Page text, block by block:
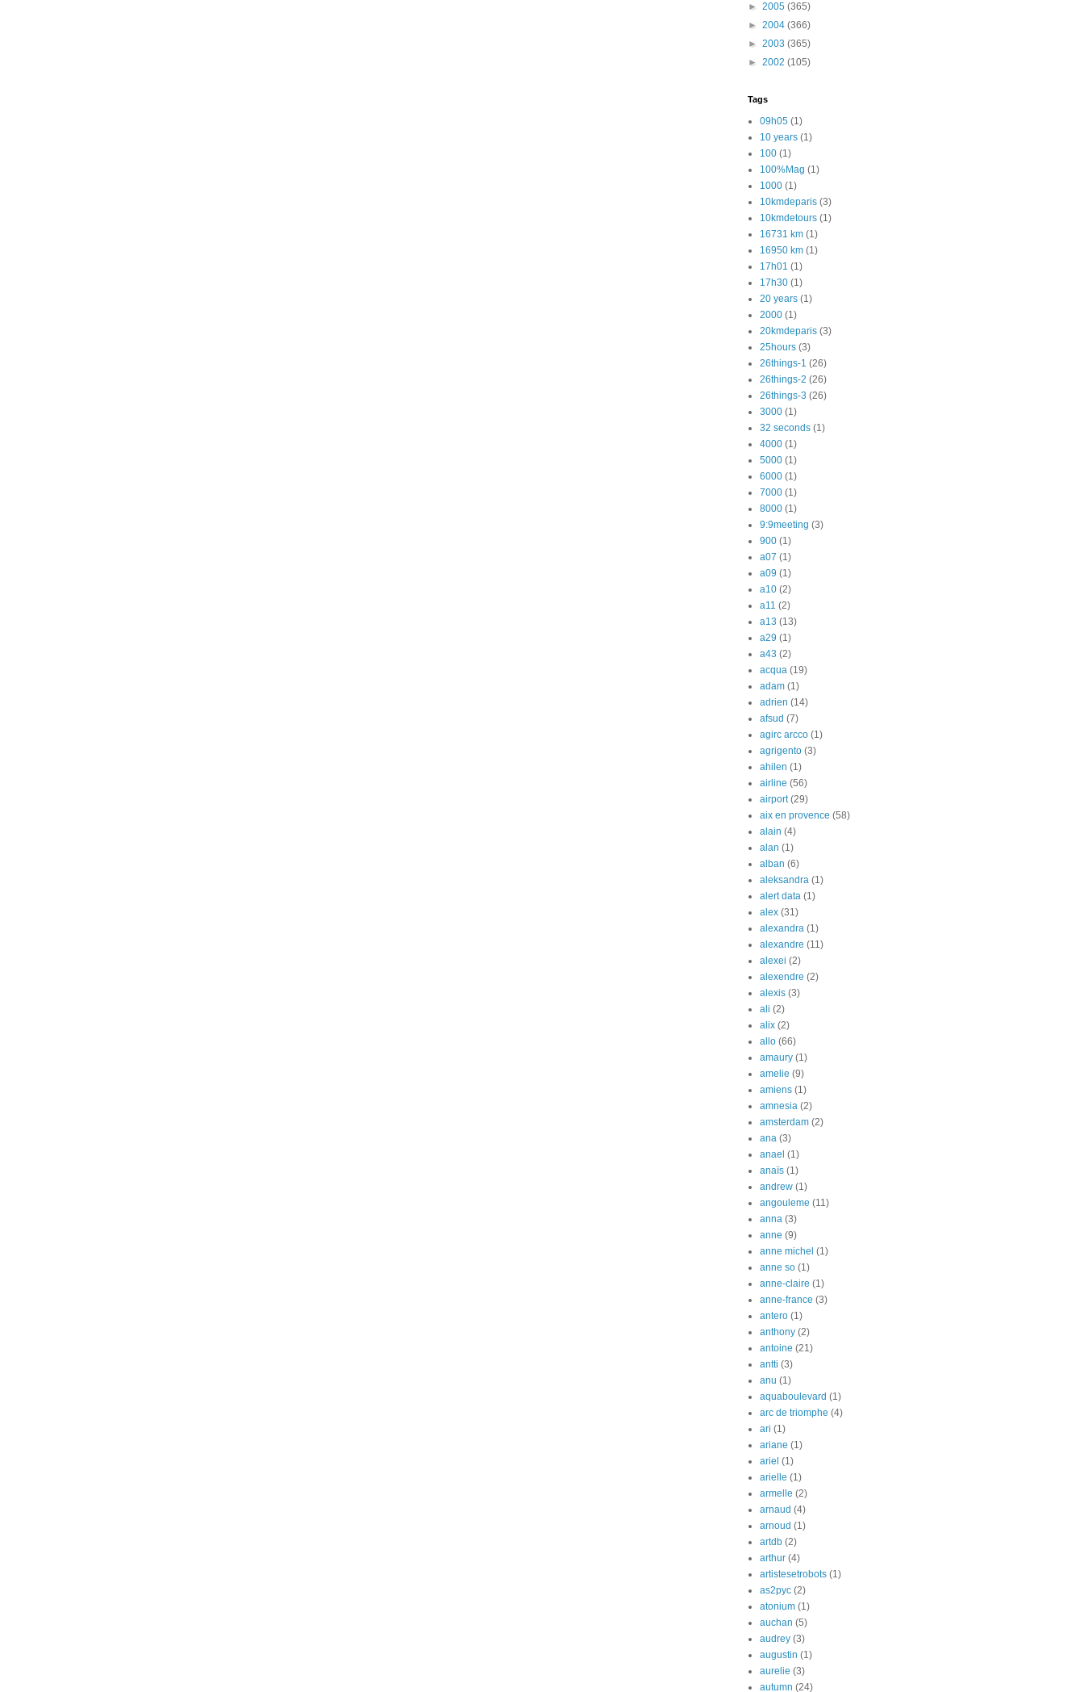
► 2005 (365)
► 2004 (366)
► 2003 (365)
► 2002 (105)
Tags
09h05 (1)
10 years (1)
100 (1)
100%Mag (1)
1000 (1)
10kmdeparis (3)
10kmdetours (1)
16731 km (1)
16950 km (1)
17h01 (1)
17h30 (1)
20 years (1)
2000 (1)
20kmdeparis (3)
25hours (3)
26things-1 (26)
26things-2 (26)
26things-3 (26)
3000 (1)
32 seconds (1)
4000 (1)
5000 (1)
6000 (1)
7000 (1)
8000 (1)
9:9meeting (3)
900 (1)
a07 (1)
a09 (1)
a10 (2)
a11 (2)
a13 (13)
a29 (1)
a43 (2)
acqua (19)
adam (1)
adrien (14)
afsud (7)
agirc arcco (1)
agrigento (3)
ahilen (1)
airline (56)
airport (29)
aix en provence (58)
alain (4)
alan (1)
alban (6)
aleksandra (1)
alert data (1)
alex (31)
alexandra (1)
alexandre (11)
alexei (2)
alexendre (2)
alexis (3)
ali (2)
alix (2)
allo (66)
amaury (1)
amelie (9)
amiens (1)
amnesia (2)
amsterdam (2)
ana (3)
anael (1)
anaïs (1)
andrew (1)
angouleme (11)
anna (3)
anne (9)
anne michel (1)
anne so (1)
anne-claire (1)
anne-france (3)
antero (1)
anthony (2)
antoine (21)
antti (3)
anu (1)
aquaboulevard (1)
arc de triomphe (4)
ari (1)
ariane (1)
ariel (1)
arielle (1)
armelle (2)
arnaud (4)
arnoud (1)
artdb (2)
arthur (4)
artistesetrobots (1)
as2pyc (2)
atonium (1)
auchan (5)
audrey (3)
augustin (1)
aurelie (3)
autumn (24)